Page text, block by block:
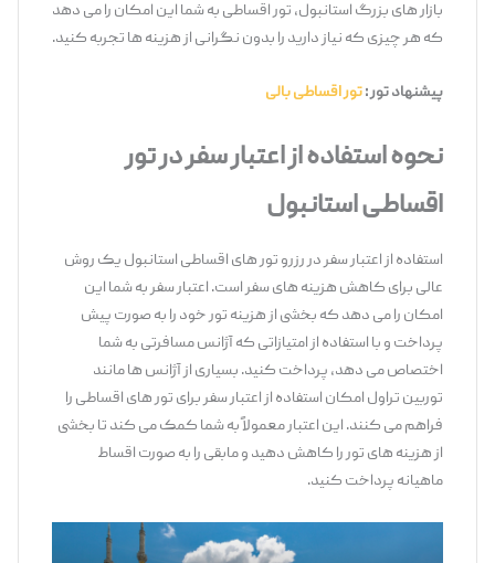
بازار های بزرگ استانبول، تور اقساطی به شما این امکان را می ‌دهد
که هر چیزی که نیاز دارید را بدون نگرانی از هزینه ‌ها تجربه کنید.
پیشنهاد تور :تور اقساطی بالی
نحوه استفاده از اعتبار سفر در تور
اقساطی استانبول
استفاده از اعتبار سفر در رزرو تور های اقساطی استانبول یک روش
عالی برای کاهش هزینه‌ های سفر است. اعتبار سفر به شما این
امکان را می ‌دهد که بخشی از هزینه تور خود را به صورت پیش
‌پرداخت و با استفاده از امتیازاتی که آژانس مسافرتی به شما
اختصاص می ‌دهد، پرداخت کنید. بسیاری از آژانس ‌ها مانند
توربین تراول امکان استفاده از اعتبار سفر برای تور های اقساطی را
فراهم می ‌کنند. این اعتبار معمولاً به شما کمک می ‌کند تا بخشی
از هزینه‌ های تور را کاهش دهید و مابقی را به صورت اقساط
ماهیانه پرداخت کنید.